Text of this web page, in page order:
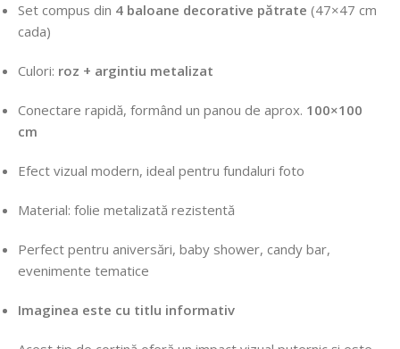
Set compus din 4 baloane decorative pătrate (47×47 cm
cada)
Culori: roz + argintiu metalizat
Conectare rapidă, formând un panou de aprox. 100×100
cm
Efect vizual modern, ideal pentru fundaluri foto
Material: folie metalizată rezistentă
Perfect pentru aniversări, baby shower, candy bar,
evenimente tematice
Imaginea este cu titlu informativ